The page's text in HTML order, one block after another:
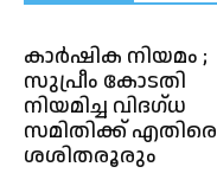
കാർഷിക നിയമം ;
സുപ്രീം കോടതി
നിയമിച്ച വിദഗ്ധ
സമിതിക്ക് എതിരെ
ശശിതരൂരും